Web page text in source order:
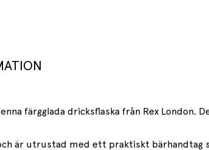
färgglada dricksflaska från Rex
är utrustad med ett praktiskt bärhandtag